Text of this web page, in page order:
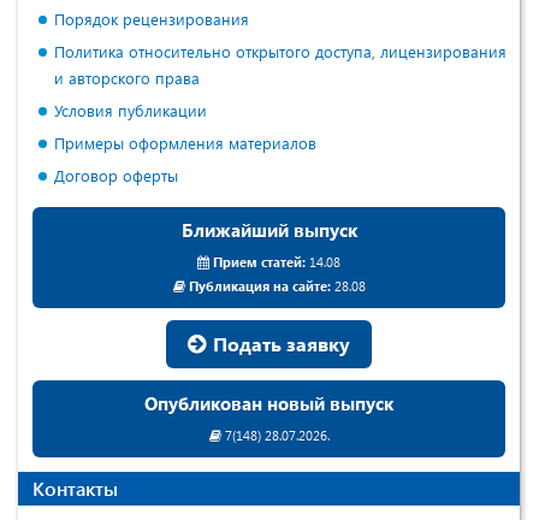
Порядок рецензирования
Политика относительно открытого доступа, лицензирования
и авторского права
Условия публикации
Примеры оформления материалов
Договор оферты
Ближайший выпуск
Прием статей: 14.08
Публикация на сайте:28.08
Подать заявку
Опубликован новый выпуск
7(148) 28.07.2026.
Контакты